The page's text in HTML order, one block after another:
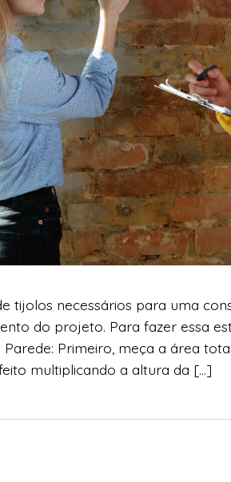
tijolos necessários para uma
do projeto. Para fazer essa
Primeiro, meça a área
multiplicando a altura da […]